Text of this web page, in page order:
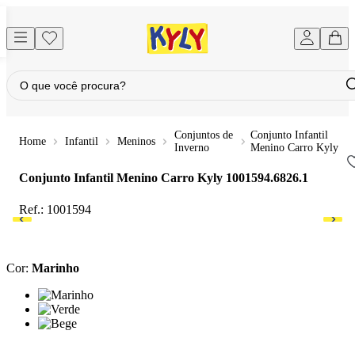
Infantil Meninos
Conjuntos de
Inverno
Conjunto Infantil
Menino Carro Kyly
Conjunto Infantil Menino Carro Kyly 1001594.6826.1
Ref.: 1001594
Cor: Marinho
Cor: Marinho
Cor: Verde
Cor: Bege